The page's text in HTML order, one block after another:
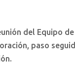
del Equipo
paso